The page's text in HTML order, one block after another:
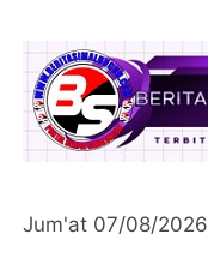
Jum'at 07/08/2026